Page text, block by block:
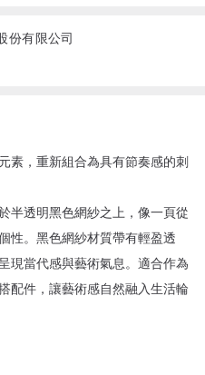
份有限公司
素，重新組合為具有節奏感的刺
半透明黑色網紗之上，像一頁從
性。黑色網紗材質帶有輕盈透
現當代感與藝術氣息。適合作為
配件，讓藝術感自然融入生活輪